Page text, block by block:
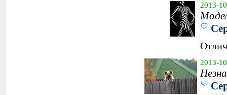
2013-
2013-